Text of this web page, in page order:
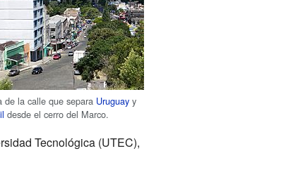
de la calle que separa Uruguay y
desde el cerro del Marco.
Tecnológica (UTEC),